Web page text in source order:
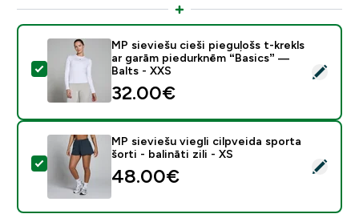
Atlasīt šo produktu - MP sieviešu cieši pieguļošs t-
MP sieviešu cieši pieguļošs t-krekls
ar garām piedurknēm “Basics” —
Balts - XXS
32.00€‎
Atlasīt šo produktu - MP sieviešu viegli cilpveida
MP sieviešu viegli cilpveida sporta
šorti - balināti zili - XS
48.00€‎